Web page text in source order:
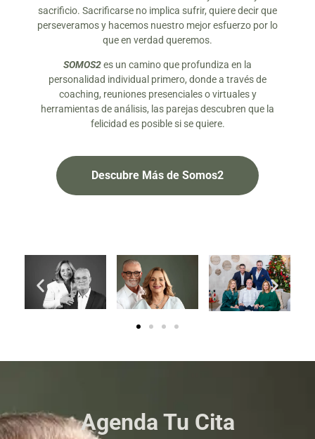
sacrificio. Sacrificarse no implica sufrir, quiere decir que
perseveramos y hacemos nuestro mejor esfuerzo por lo
que en verdad queremos.
SOMOS2es un camino que profundiza en la
personalidad individual primero, donde a través de
coaching, reuniones presenciales o virtuales y
herramientas de análisis, las parejas descubren que la
felicidad es posible si se quiere.
Descubre Más de Somos2
Agenda Tu Cita